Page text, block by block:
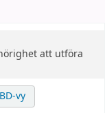
att utföra
vy